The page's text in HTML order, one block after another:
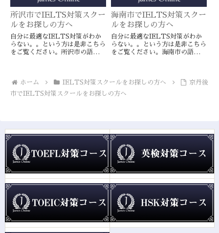
所沢市でIELTS対策スクー
ルをお探しの方へ
自分に最適なIELTS対策がわか
らない。。という方は是非こちら
をご覧ください。所沢市の語学ス
留学や移住をお考えの方や国内大
学受験を有利に進めたい方に是
海南市でIELTS対策スクー
ルをお探しの方へ
自分に最適なIELTS対策がわか
らない。。という方は是非こちら
をご覧ください。海南市の語学ス
留学や移住をお考えの方や国内大
学受験を有利に進めたい方に是
ホーム IELTS対策スクールをお探しの方へ
京丹後
市でIELTS対策スクールをお探しの方へ